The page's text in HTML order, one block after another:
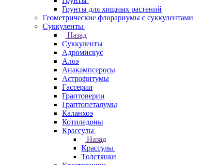
Грунты для хищных растений
Геометрические флорариумы с суккулентами
Суккуленты
Назад
Суккуленты
Адромискус
Алоэ
Анакампсеросы
Астрофитумы
Гастерии
Граптоверии
Граптопеталумы
Каланхоэ
Котиледоны
Крассулы
Назад
Крассулы
Толстянки